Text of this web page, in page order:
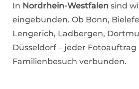
In Nordrhein-Westfalen sind
eingebunden. Ob Bonn,
Lengerich, Ladbergen,
Düsseldorf – jeder
Familienbesuch verbunden.